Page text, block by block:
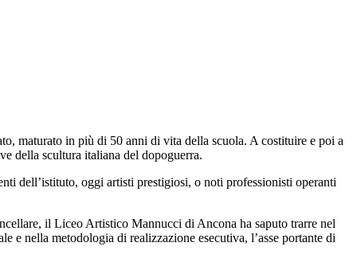
maturato in più di 50 anni di vita della scuola. A costituire e poi a
della scultura italiana del dopoguerra.
dell’istituto, oggi artisti prestigiosi, o noti professionisti operanti
il Liceo Artistico Mannucci di Ancona ha saputo trarre nel
e nella metodologia di realizzazione esecutiva, l’asse portante di